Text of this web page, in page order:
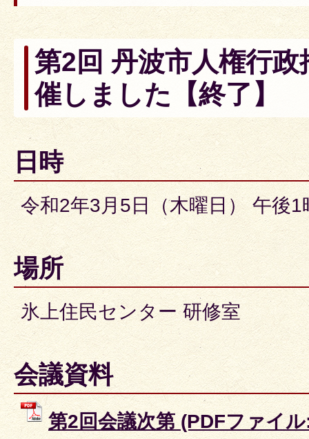
第2回 丹波市人権行
催しました【終了】
日時
令和2年3月5日（木曜日） 午後1
場所
氷上住民センター 研修室
会議資料
第2回会議次第 (PDFファイ